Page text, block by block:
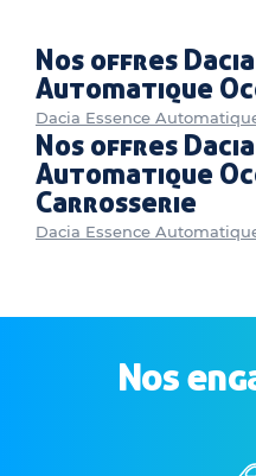
Nos offres Dacia
Automatique
Dacia Essence
Nos offres Dacia
Automatique
Carrosserie
Dacia Essence
Nos